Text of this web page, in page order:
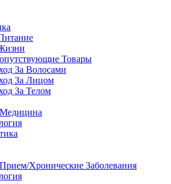
Товары
За Волосами
За Лицом
За Телом
Хронические Заболевания